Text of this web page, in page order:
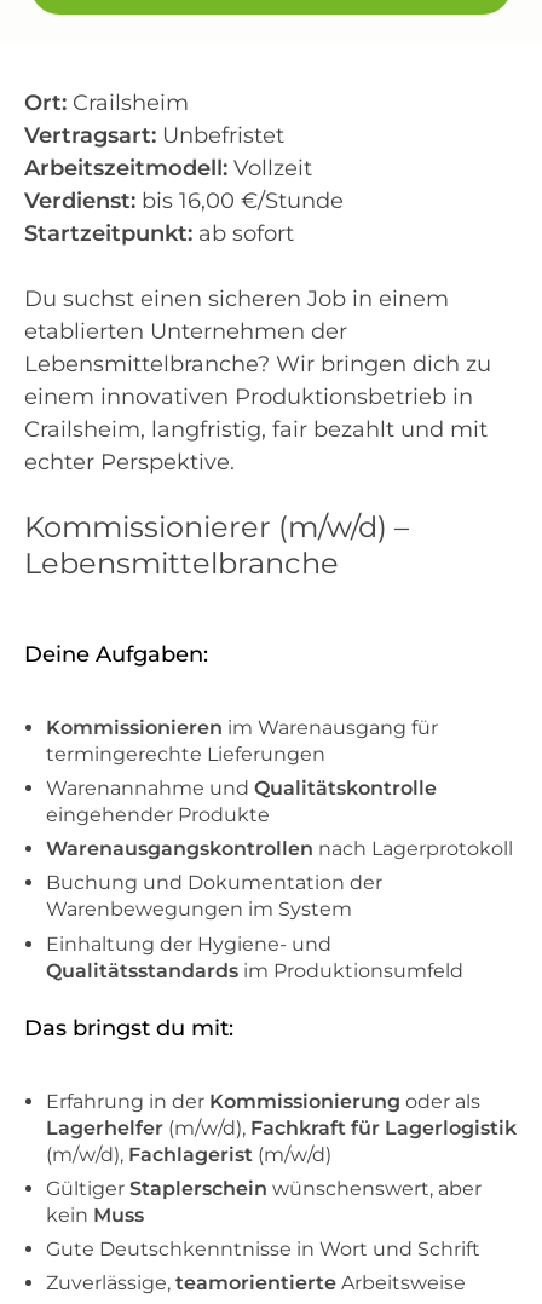
Ort: Crailsheim
Vertragsart: Unbefristet
Arbeitszeitmodell: Vollzeit
Verdienst: bis 16,00 €/Stunde
Startzeitpunkt: ab sofort
Du suchst einen sicheren Job in einem
etablierten Unternehmen der
Lebensmittelbranche? Wir bringen dich zu
einem innovativen Produktionsbetrieb in
Crailsheim, langfristig, fair bezahlt und mit
echter Perspektive.
Kommissionierer (m/w/d) –
Lebensmittelbranche
Deine Aufgaben:
Kommissionieren im Warenausgang für
termingerechte Lieferungen
Warenannahme und Qualitätskontrolle
eingehender Produkte
Warenausgangskontrollen nach Lagerprotokoll
Buchung und Dokumentation der
Warenbewegungen im System
Einhaltung der Hygiene- und
Qualitätsstandards im Produktionsumfeld
Das bringst du mit:
Erfahrung in der Kommissionierung oder als
Lagerhelfer (m/w/d), Fachkraft für Lagerlogistik
(m/w/d), Fachlagerist (m/w/d)
Gültiger Staplerschein wünschenswert, aber
kein Muss
Gute Deutschkenntnisse in Wort und Schrift
Zuverlässige, teamorientierte Arbeitsweise